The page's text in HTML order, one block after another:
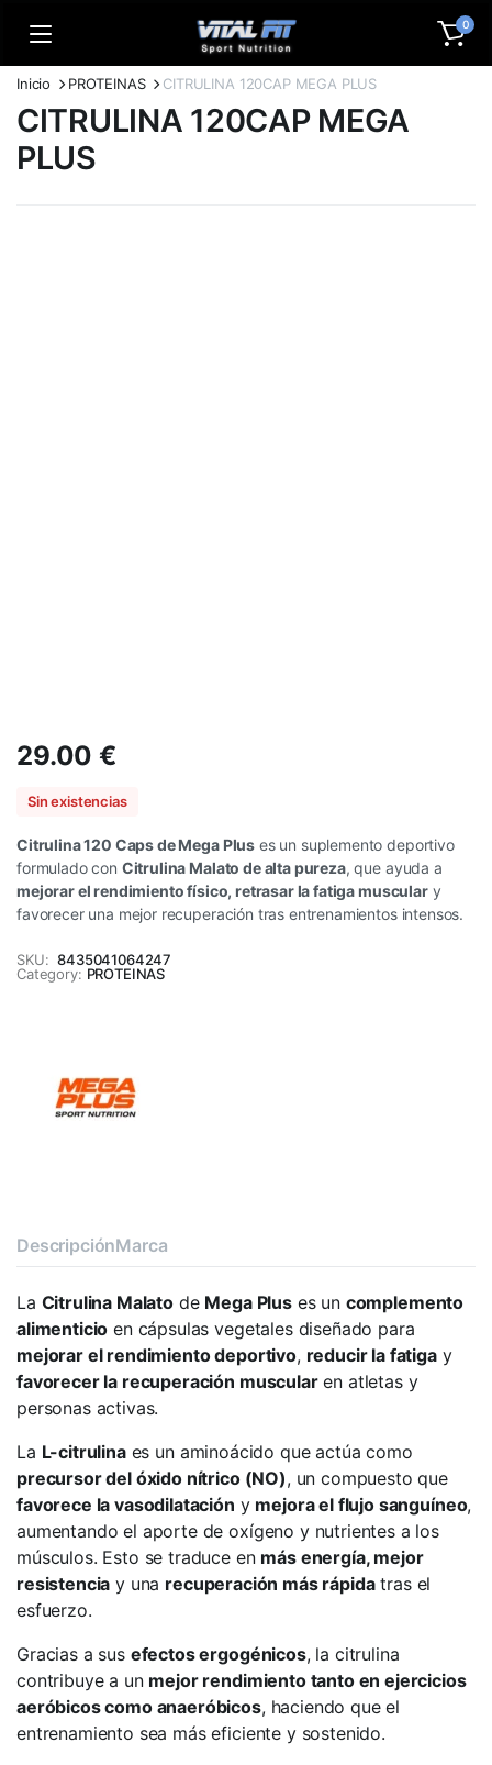
0
Inicio PROTEINAS CITRULINA 120CAP MEGA PLUS
CITRULINA 120CAP MEGA
PLUS
29.00€
Sin existencias
Citrulina 120 Caps de Mega Plus es un suplemento deportivo
formulado con Citrulina Malato de alta pureza, que ayuda a
mejorar el rendimiento físico, retrasar la fatiga musculary
favorecer una mejor recuperación tras entrenamientos intensos.
SKU: 8435041064247
Category: PROTEINAS
DescripciónMarca
La Citrulina Malatode Mega Pluses un complemento
alimenticio en cápsulas vegetales diseñado para
mejorar el rendimiento deportivo, reducir la fatigay
favorecer la recuperación muscularen atletas y
personas activas.
La L-citrulinaes un aminoácido que actúa como
precursor del óxido nítrico (NO), un compuesto que
favorece la vasodilatación y mejora el flujo sanguíneo,
aumentando el aporte de oxígeno y nutrientes a los
músculos. Esto se traduce en más energía, mejor
resistencia y una recuperación más rápidatras el
esfuerzo.
Gracias a sus efectos ergogénicos, la citrulina
contribuye a un mejor rendimiento tanto en ejercicios
aeróbicos como anaeróbicos, haciendo que el
entrenamiento sea más eficiente y sostenido.